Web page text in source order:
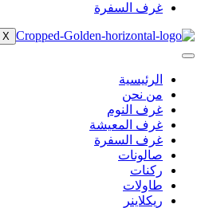
غرف السفرة
X
الرئيسية
من نحن
غرف النوم
غرف المعيشة
غرف السفرة
صالونات
ركنات
طاولات
ريكلاينر